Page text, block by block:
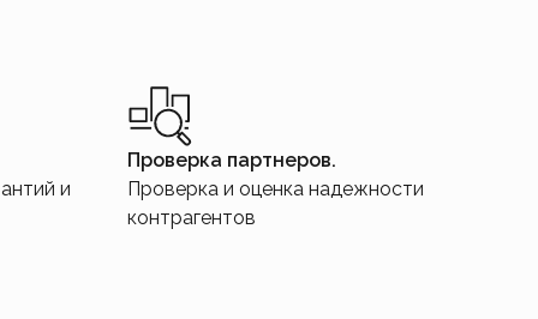
и
Проверка партнеров.
Проверка и оценка надежности
контрагентов